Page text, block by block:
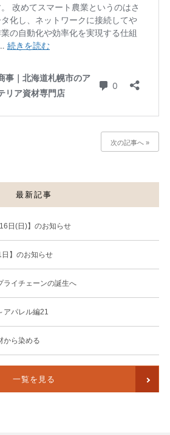
次の記事へ »
最新記事
日(日)】のお知らせ
】のお知らせ
ライチェーンの誕生へ
アパレル編21
から染める
一覧を見る